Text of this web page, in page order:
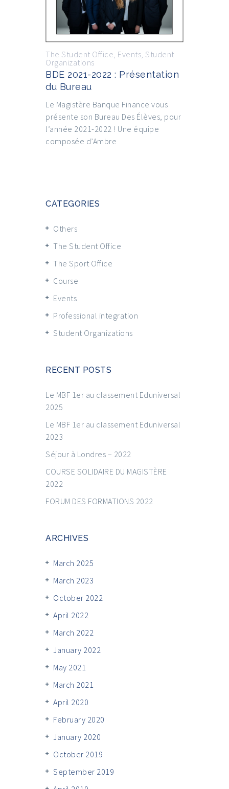
The Student Office Events Student
Organizations
BDE 2021-2022 : Présentation
du Bureau
Le Magistère Banque Finance vous
présente son Bureau Des Élèves, pour
l’année 2021-2022 ! Une équipe
composée d’Ambre
CATEGORIES
Others
The Student Office
The Sport Office
Course
Events
Professional integration
Student Organizations
RECENT POSTS
Le MBF 1er au classement Eduniversal
2025
Le MBF 1er au classement Eduniversal
2023
Séjour à Londres – 2022
COURSE SOLIDAIRE DU MAGISTÈRE
2022
FORUM DES FORMATIONS 2022
ARCHIVES
March 2025
March 2023
October 2022
April 2022
March 2022
January 2022
May 2021
March 2021
April 2020
February 2020
January 2020
October 2019
September 2019